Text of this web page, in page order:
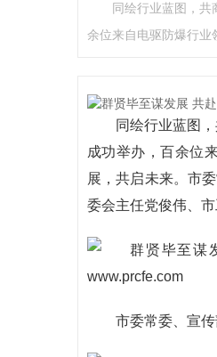
同绘行业蓝图，
余位来自电驱防爆行业
同绘行业蓝图
成功举办，百余位
展，共启未来。市
委会主任党俊伟、
市委常委、宣